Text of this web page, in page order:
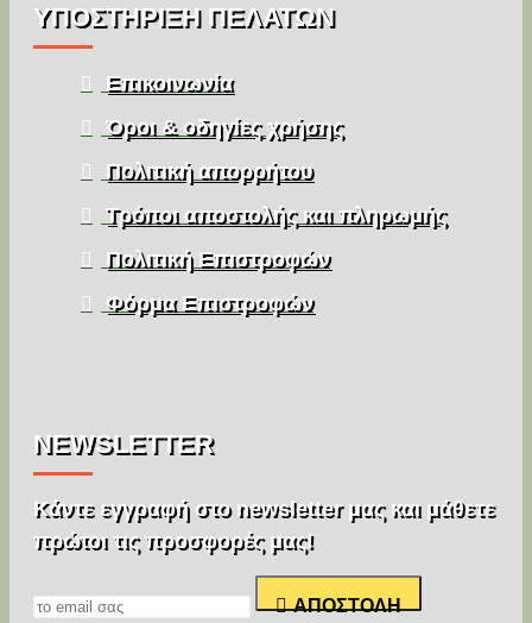
ΥΠΌΣΤΉΡΙΞΗ ΠΕΛΑΤΏΝ
Επικοινωνία
Όροι & οδηγίες χρήσης
Πολιτική απορρήτου
Τρόποι αποστολής και πληρωμής
Πολιτική Επιστροφών
Φόρμα Επιστροφών
NEWSLETTER
Κάντε εγγραφή στο newsletter μας και μάθετε
πρώτοι τις προσφορές μας!
ΑΠΟΣΤΟΛΉ